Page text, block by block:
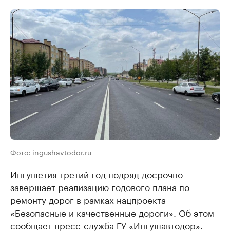
Фото: ingushavtodor.ru
Ингушетия третий год подряд досрочно
завершает реализацию годового плана по
ремонту дорог в рамках нацпроекта
«Безопасные и качественные дороги». Об этом
сообщает пресс-служба ГУ «Ингушавтодор».